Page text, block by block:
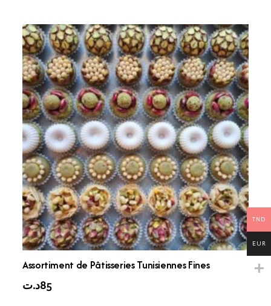
Assortiment de Pâtisseries Tunisiennes Fines
85د.ت
TND
EUR